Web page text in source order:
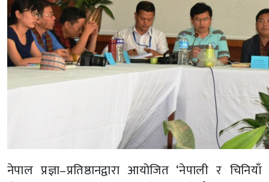
नेपाल प्रज्ञा–प्रतिष्ठानद्वारा आयोजित ‘नेपाली र चिनियाँ